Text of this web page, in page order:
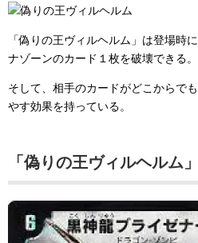
「偽りの王ヴィルヘルム」は登場時
ナゾーンのカード１枚を破壊できる。
そして、相手のカードがどこからで
やす効果を持っている。
「偽りの王ヴィルヘルム